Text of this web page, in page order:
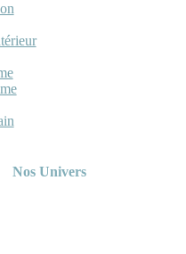
Nos Univers